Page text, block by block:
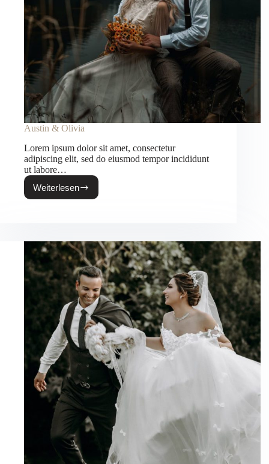
Austin & Olivia
Lorem ipsum dolor sit amet, consectetur
adipiscing elit, sed do eiusmod tempor incididunt
ut labore…
Weiterlesen
Austin
&